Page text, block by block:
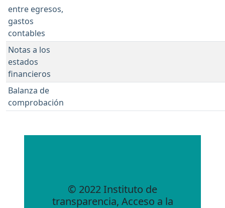
entre egresos,
gastos
contables
Notas a los
estados
financieros
Balanza de
comprobación
© 2022 Instituto de
transparencia, Acceso a la